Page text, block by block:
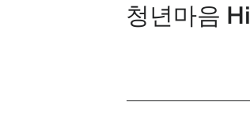
청년마음 Hi